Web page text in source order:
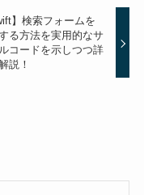
】検索フォームを
る方法を実用的なサ
コードを示しつつ詳
説！